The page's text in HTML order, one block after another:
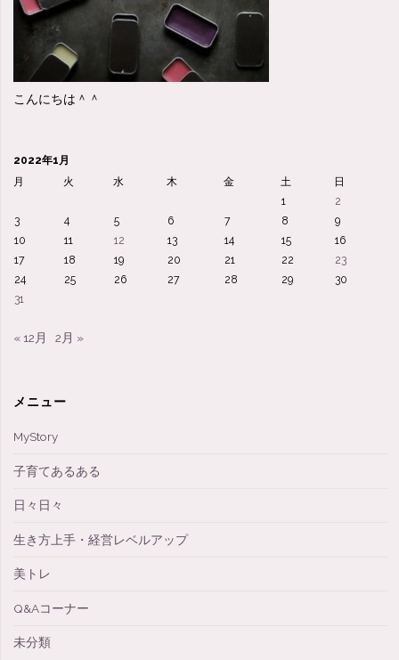
こんにちは＾＾
2022年1月
月
火 水 木 金 土
日
1
2
3
4 5 6 7 8
9
10
11 12 13 14 15
16
17
18 19 20 21 22
23
24
25 26 27 28 29
30
31
« 12月 2月 »
メニュー
MyStory
子育てあるある
日々日々
生き方上手・経営レベルアップ
美トレ
Q&Aコーナー
未分類